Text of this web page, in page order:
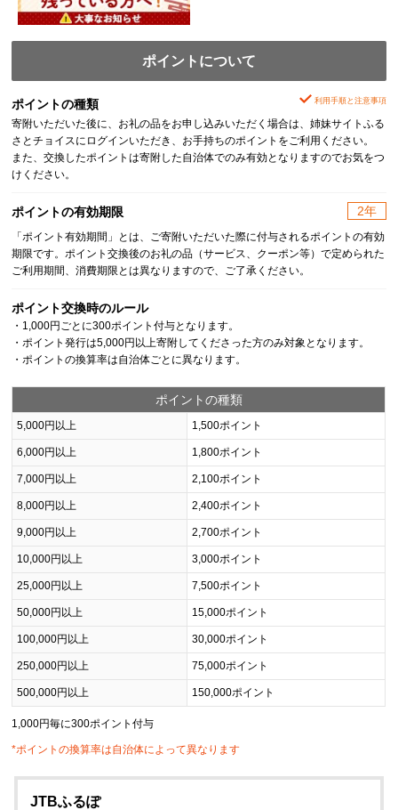
ポイントについて
ポイントの種類 利用手順と注意事項
寄附いただいた後に、お礼の品をお申し込みいただく場合は、姉妹サイトふる
さとチョイスにログインいただき、お手持ちのポイントをご利用ください。
また、交換したポイントは寄附した自治体でのみ有効となりますのでお気をつ
けください。
ポイントの有効期限 2年
「ポイント有効期間」とは、ご寄附いただいた際に付与されるポイントの有効
期限です。ポイント交換後のお礼の品（サービス、クーポン等）で定められた
ご利用期間、消費期限とは異なりますので、ご了承ください。
ポイント交換時のルール
・1,000円ごとに300ポイント付与となります。
・ポイント発行は5,000円以上寄附してくださった方のみ対象となります。
・ポイントの換算率は自治体ごとに異なります。
ポイントの種類
5,000円以上 1,500ポイント
6,000円以上 1,800ポイント
7,000円以上 2,100ポイント
8,000円以上 2,400ポイント
9,000円以上 2,700ポイント
10,000円以上 3,000ポイント
25,000円以上 7,500ポイント
50,000円以上 15,000ポイント
100,000円以上 30,000ポイント
250,000円以上 75,000ポイント
500,000円以上 150,000ポイント
1,000円毎に300ポイント付与
*ポイントの換算率は自治体によって異なります
JTBふるぽ